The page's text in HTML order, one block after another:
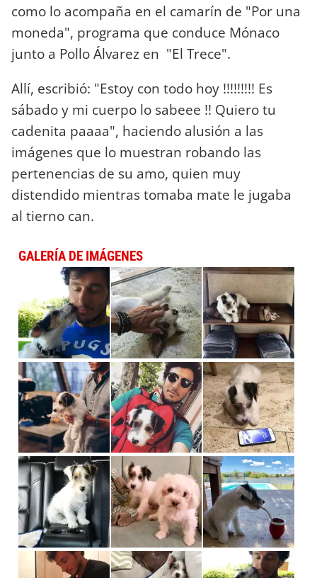
como lo acompaña en el camarín de "Por una
moneda", programa que conduce Mónaco
junto a Pollo Álvarez en "El Trece".
Allí, escribió: "Estoy con todo hoy !!!!!!!!! Es
sábado y mi cuerpo lo sabeee !! Quiero tu
cadenita paaaa", haciendo alusión a las
imágenes que lo muestran robando las
pertenencias de su amo, quien muy
distendido mientras tomaba mate le jugaba
al tierno can.
GALERÍA DE IMÁGENES